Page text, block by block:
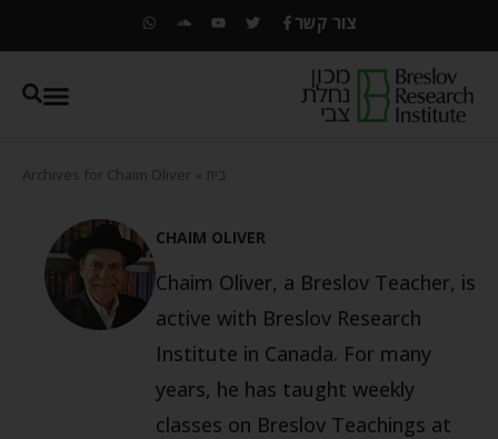
צור קשר
בית Archives for Chaim Oliver
CHAIM OLIVER
Chaim Oliver, a Breslov Teacher, is
active with Breslov Research
Institute in Canada. For many
years, he has taught weekly
classes on Breslov Teachings at